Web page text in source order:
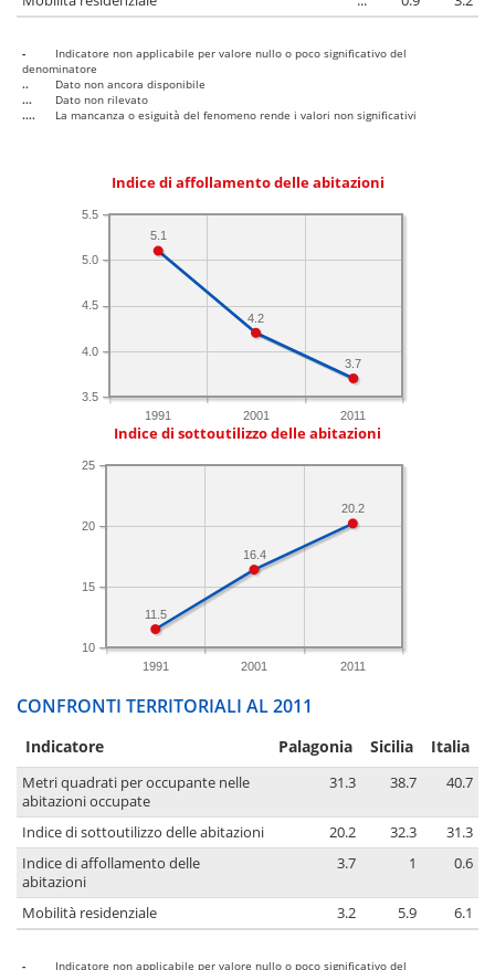
-
Indicatore non applicabile per valore nullo o poco significativo del
denominatore
..
Dato non ancora disponibile
...
Dato non rilevato
....
La mancanza o esiguità del fenomeno rende i valori non significativi
Indice di affollamento delle abitazioni
1991 2001 2011
3.5
4.0
4.5
5.0
5.5
3.7
4.2
5.1
Indice di sottoutilizzo delle abitazioni
1991 2001 2011
10
15
20
25
20.2
16.4
11.5
CONFRONTI TERRITORIALI AL 2011
Indicatore Palagonia Sicilia Italia
Metri quadrati per occupante nelle
abitazioni occupate
31.3 38.7 40.7
Indice di sottoutilizzo delle abitazioni 20.2 32.3
31.3
Indice di affollamento delle
abitazioni
3.7 1 0.6
Mobilità residenziale 3.2 5.9 6.1
- Indicatore non applicabile per valore nullo o poco significativo del